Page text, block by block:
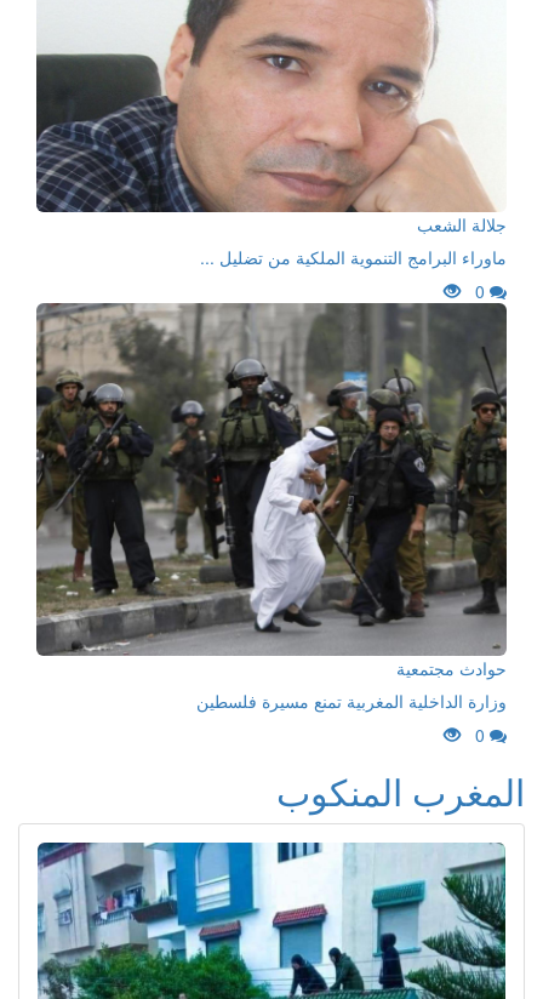
جلالة الشعب
ماوراء البرامج التنموية الملكية من تضليل ...
حوادث مجتمعية
وزارة الداخلية المغربية تمنع مسيرة فلسطين
المغرب المنكوب